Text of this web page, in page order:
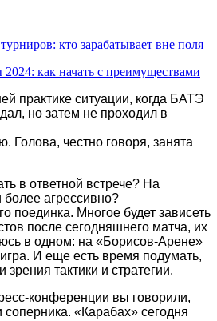
кто зарабатывает вне поля
как начать с преимуществами
практике ситуации, когда БАТЭ
но затем не проходил в
честно говоря, занята
в ответной встрече? На
более агрессивно?
поединка. Многое будет зависеть
после сегодняшнего матча, их
в одном: на «Борисов-Арене»
И еще есть время подумать,
зрения тактики и стратегии.
конференции вы говорили,
соперника. «Карабах» сегодня